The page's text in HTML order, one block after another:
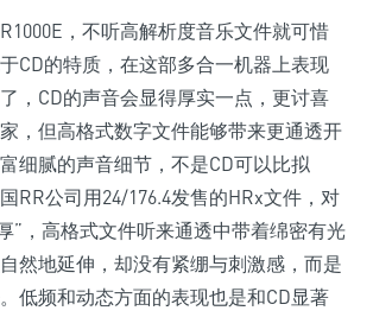
，不听高解析度音乐文件就可惜
CD的特质，在这部多合一机器上表现
，CD的声音会显得厚实一点，更讨喜
，但高格式数字文件能够带来更通透开
细腻的声音细节，不是CD可以比拟
RR公司用24/176.4发售的HRx文件，对
”，高格式文件听来通透中带着绵密有光
然地延伸，却没有紧绷与刺激感，而是
低频和动态方面的表现也是和CD显著